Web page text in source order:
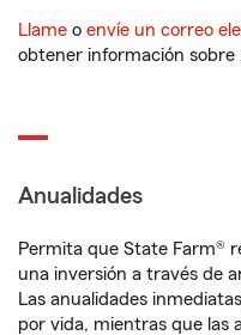
Llame o envíe un correo
obtener información sobre
Anualidades
Permita que State Farm®
una inversión a través de
Las anualidades
por vida, mientras que las